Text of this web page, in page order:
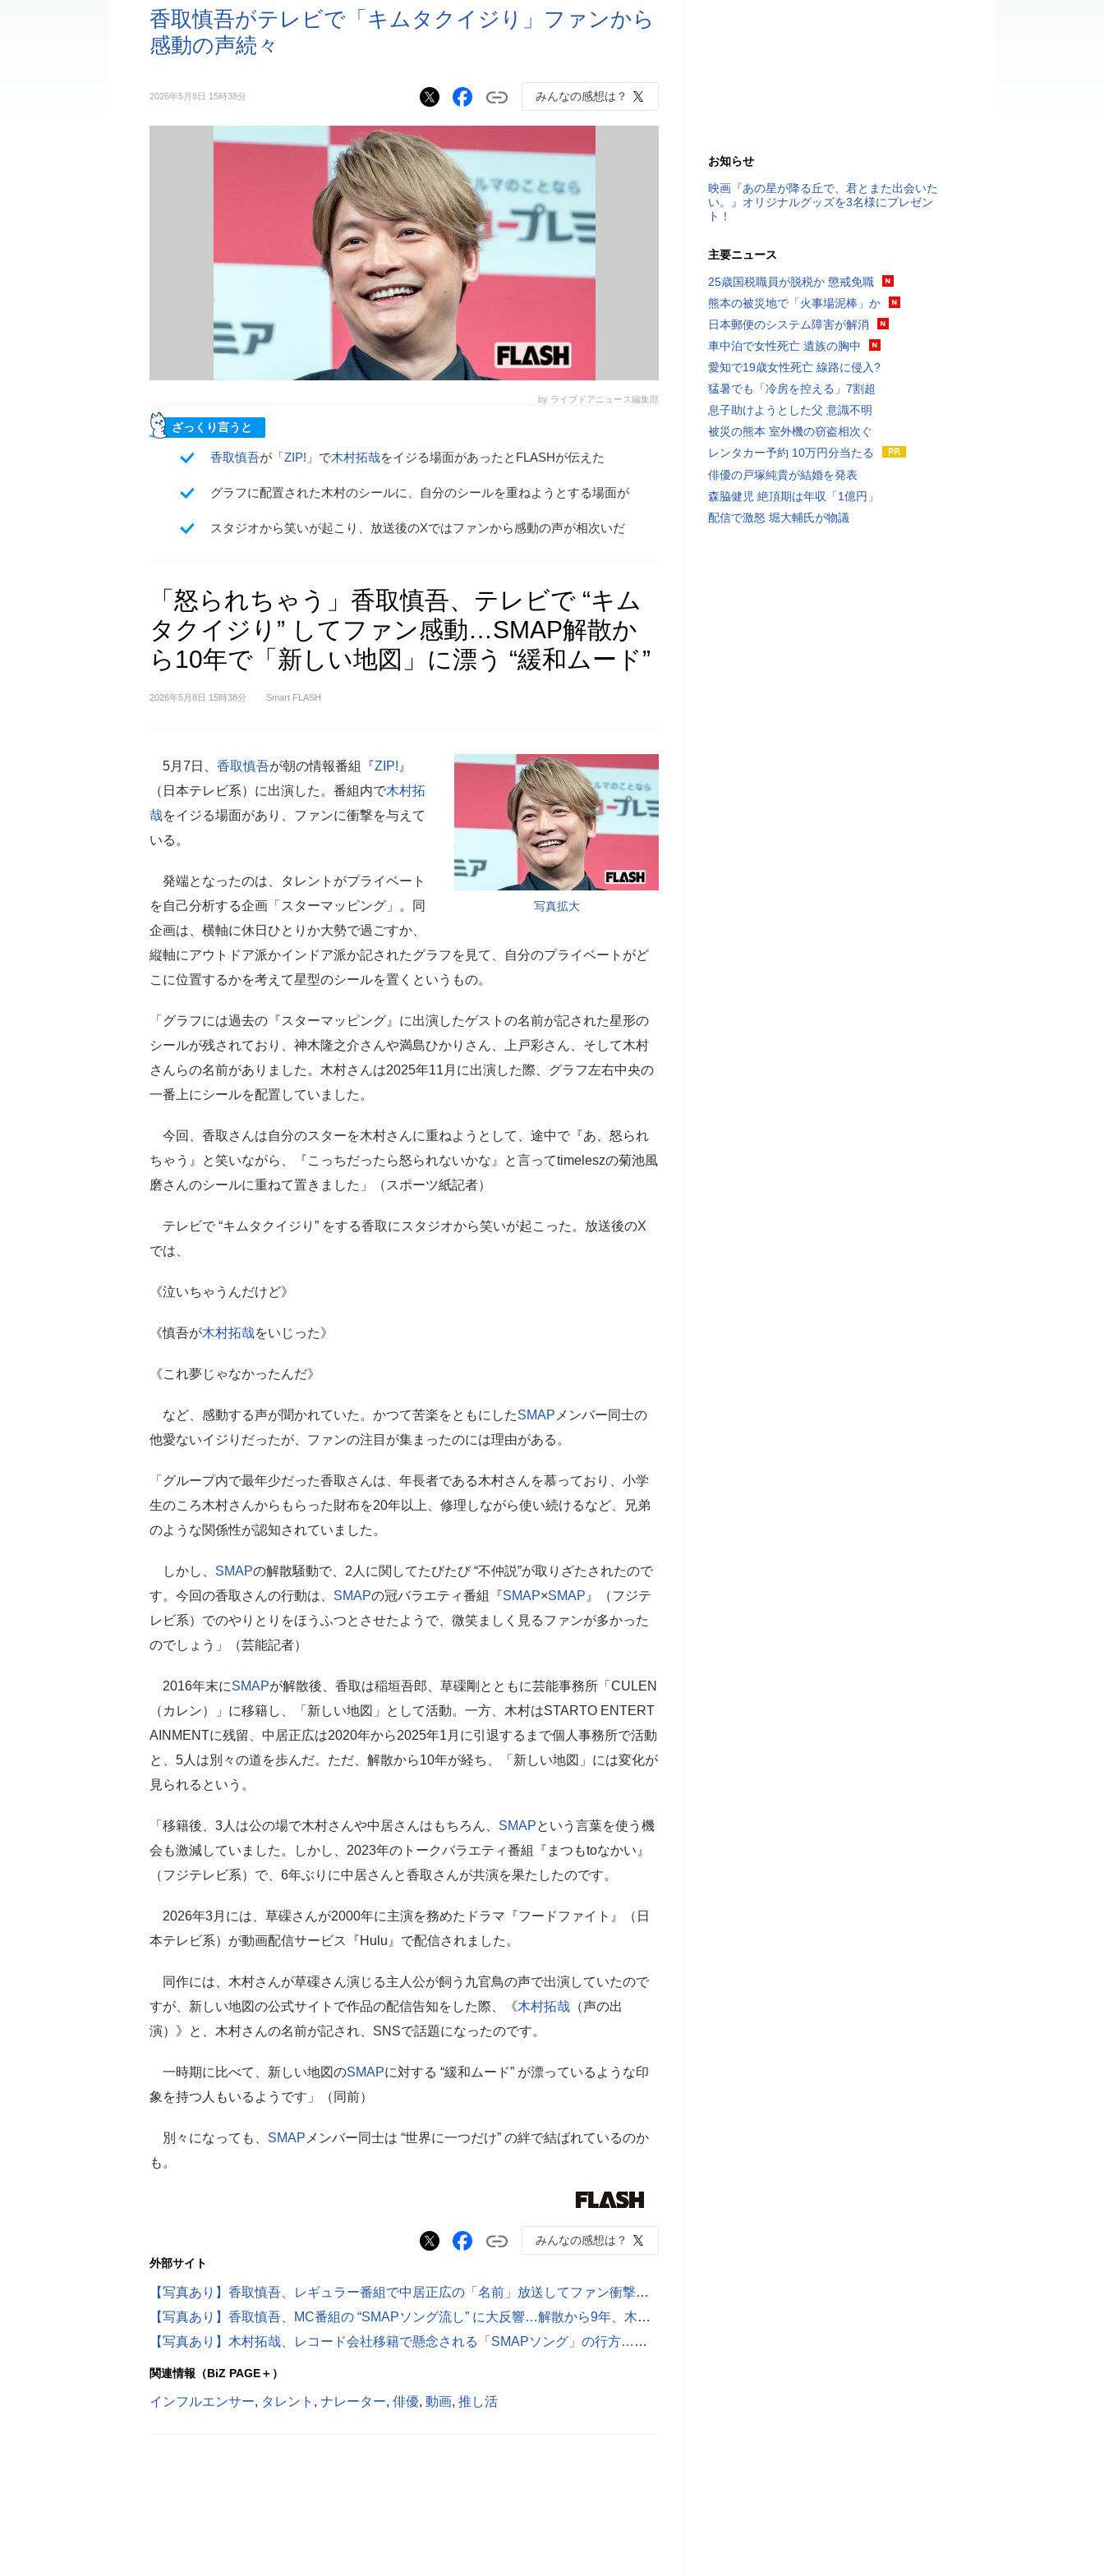
香取慎吾がテレビで「キムタクイジり」ファンから
感動の声続々
2026年5月8日 15時38分 みんなの感想は？
by ライブドアニュース編集部
ざっくり言うと
香取慎吾が「ZIP! 」で木村拓哉をイジる場面があったとFLASHが伝えた
グラフに配置された木村のシールに、自分のシールを重ねようとする場面が
スタジオから笑いが起こり、放送後のXではファンから感動の声が相次いだ
「怒られちゃう」香取慎吾、テレビで “キム
タクイジり” してファン感動…SMAP解散か
ら10年で「新しい地図」に漂う “緩和ムード”
2026年5月8日 15時38分 Smart FLASH
写真拡大
5月7日、 香取慎吾が朝の情報番組『ZIP! 』
（日本テレビ系）に出演した。番組内で木村拓
哉をイジる場面があり、ファンに衝撃を与えて
いる。
発端となったのは、タレントがプライベート
を自己分析する企画「スターマッピング」。同
企画は、横軸に休日ひとりか大勢で過ごすか、
縦軸にアウトドア派かインドア派か記されたグラフを見て、自分のプライベートがど
こに位置するかを考えて星型のシールを置くというもの。
「グラフには過去の『スターマッピング』に出演したゲストの名前が記された星形の
シールが残されており、神木隆之介さんや満島ひかりさん、上戸彩さん、そして木村
さんらの名前がありました。木村さんは2025年11月に出演した際、グラフ左右中央の
一番上にシールを配置していました。
今回、香取さんは自分のスターを木村さんに重ねようとして、途中で『あ、怒られ
ちゃう』と笑いながら、『こっちだったら怒られないかな』と言ってtimeleszの菊池風
磨さんのシールに重ねて置きました」（スポーツ紙記者）
テレビで “キムタクイジり” をする香取にスタジオから笑いが起こった。放送後のX
では、
《泣いちゃうんだけど》
《慎吾が木村拓哉をいじった》
《これ夢じゃなかったんだ》
など、感動する声が聞かれていた。かつて苦楽をともにしたSMAP メンバー同士の
他愛ないイジりだったが、ファンの注目が集まったのには理由がある。
「グループ内で最年少だった香取さんは、年長者である木村さんを慕っており、小学
生のころ木村さんからもらった財布を20年以上、修理しながら使い続けるなど、兄弟
のような関係性が認知されていました。
しかし、 SMAPの解散騒動で、2人に関してたびたび “不仲説”が取りざたされたので
す。今回の香取さんの行動は、 SMAPの冠バラエティ番組『SMAP×SMAP 』（フジテ
レビ系）でのやりとりをほうふつとさせたようで、微笑ましく見るファンが多かった
のでしょう」（芸能記者）
2016年末にSMAPが解散後、香取は稲垣吾郎、草磲剛とともに芸能事務所「CULEN
（カレン）」に移籍し、「新しい地図」として活動。一方、木村はSTARTO ENTERT
AINMENTに残留、中居正広は2020年から2025年1月に引退するまで個人事務所で活動
と、5人は別々の道を歩んだ。ただ、解散から10年が経ち、「新しい地図」には変化が
見られるという。
「移籍後、3人は公の場で木村さんや中居さんはもちろん、 SMAPという言葉を使う機
会も激減していました。しかし、2023年のトークバラエティ番組『まつもtoなかい』
（フジテレビ系）で、6年ぶりに中居さんと香取さんが共演を果たしたのです。
2026年3月には、草磲さんが2000年に主演を務めたドラマ『フードファイト』（日
本テレビ系）が動画配信サービス『Hulu』で配信されました。
同作には、木村さんが草磲さん演じる主人公が飼う九官鳥の声で出演していたので
すが、新しい地図の公式サイトで作品の配信告知をした際、《木村拓哉 （声の出
演）》と、木村さんの名前が記され、SNSで話題になったのです。
一時期に比べて、新しい地図のSMAPに対する “緩和ムード” が漂っているような印
象を持つ人もいるようです」（同前）
別々になっても、 SMAP メンバー同士は “世界に一つだけ” の絆で結ばれているのか
も。
みんなの感想は？
外部サイト
【写真あり】香取慎吾、レギュラー番組で中居正広の「名前」放送してファン衝撃…SMAP解散後は “唯一の共演” で続くタブー破り
【写真あり】香取慎吾、MC番組の “SMAPソング流し” に大反響…解散から9年、木村拓哉の番組でも流され “タブー扱い” に変化
【写真あり】木村拓哉、レコード会社移籍で懸念される「SMAPソング」の行方…解散から10年で “復活ムード” 最中に漂う不安
関連情報（BiZ PAGE＋）
インフルエンサー, タレント , ナレーター, 俳優, 動画, 推し活
お知らせ
映画『あの星が降る丘で、君とまた出会いた
い。』オリジナルグッズを3名様にプレゼン
ト！
主要ニュース
25歳国税職員が脱税か 懲戒免職
熊本の被災地で「火事場泥棒」か
日本郵便のシステム障害が解消
車中泊で女性死亡 遺族の胸中
愛知で19歳女性死亡 線路に侵入?
猛暑でも「冷房を控える」7割超
息子助けようとした父 意識不明
被災の熊本 室外機の窃盗相次ぐ
レンタカー予約 10万円分当たる
俳優の戸塚純貴が結婚を発表
森脇健児 絶頂期は年収「1億円」
配信で激怒 堀大輔氏が物議